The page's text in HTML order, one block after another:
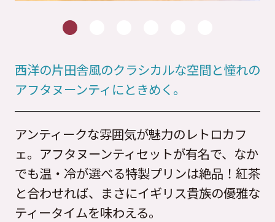
西洋の片田舎風のクラシカルな空間と憧れの
アフタヌーンティにときめく。
アンティークな雰囲気が魅力のレトロカフ
ェ。アフタヌーンティセットが有名で、なか
でも温・冷が選べる特製プリンは絶品！紅茶
と合わせれば、まさにイギリス貴族の優雅な
ティータイムを味わえる。